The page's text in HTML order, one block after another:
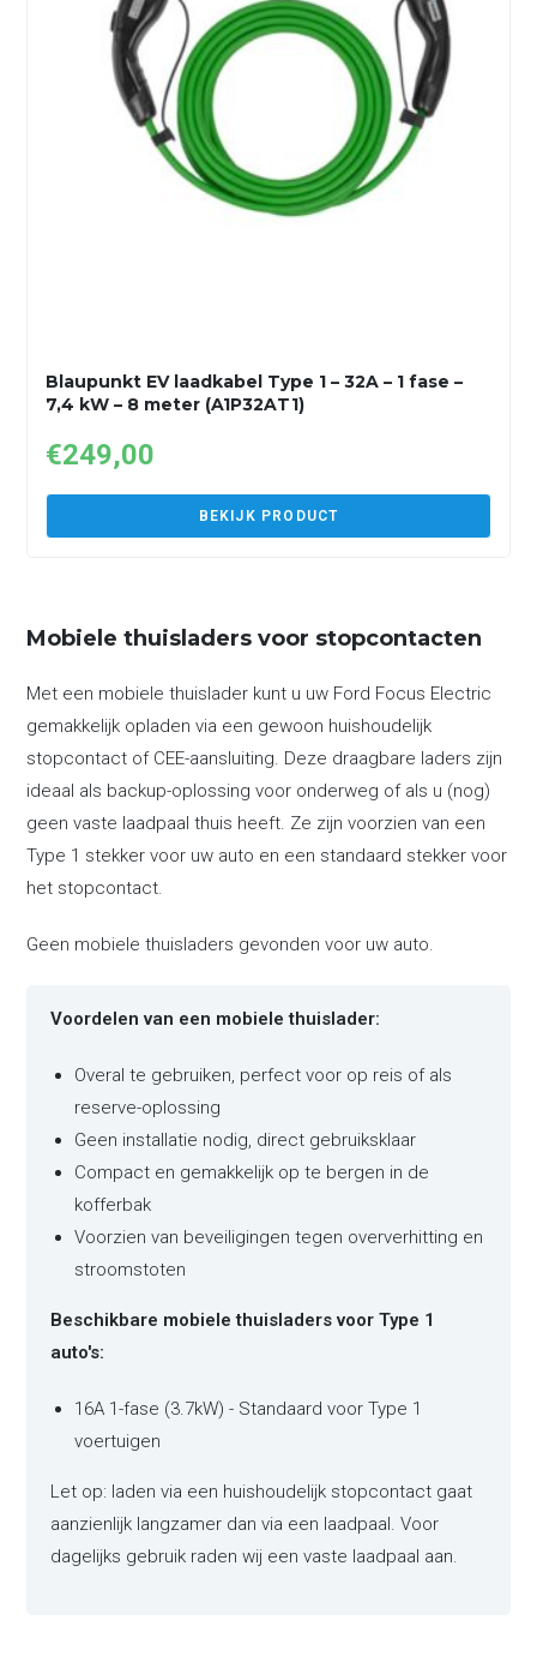
Blaupunkt EV laadkabel Type 1 – 32A – 1 fase –
7,4 kW – 8 meter (A1P32AT1)
€249,00
BEKIJK PRODUCT
Mobiele thuisladers voor stopcontacten
Met een mobiele thuislader kunt u uw Ford Focus Electric
gemakkelijk opladen via een gewoon huishoudelijk
stopcontact of CEE-aansluiting. Deze draagbare laders zijn
ideaal als backup-oplossing voor onderweg of als u (nog)
geen vaste laadpaal thuis heeft. Ze zijn voorzien van een
Type 1 stekker voor uw auto en een standaard stekker voor
het stopcontact.
Geen mobiele thuisladers gevonden voor uw auto.
Voordelen van een mobiele thuislader:
Overal te gebruiken, perfect voor op reis of als
reserve-oplossing
Geen installatie nodig, direct gebruiksklaar
Compact en gemakkelijk op te bergen in de
kofferbak
Voorzien van beveiligingen tegen oververhitting en
stroomstoten
Beschikbare mobiele thuisladers voor Type 1
auto's:
16A 1-fase (3.7kW) - Standaard voor Type 1
voertuigen
Let op: laden via een huishoudelijk stopcontact gaat
aanzienlijk langzamer dan via een laadpaal. Voor
dagelijks gebruik raden wij een vaste laadpaal aan.